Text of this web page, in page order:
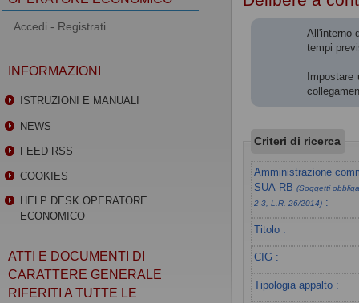
All'interno
tempi
Criteri di ricerca
Amministrazione
SUA-RB(Soggetti
2-3, L.R. 26/2014) :
Titolo :
CIG :
Tipologia appalto :
Accedi - Registrati
INFORMAZIONI
ISTRUZIONI E MANUALI
NEWS
FEED RSS
COOKIES
HELP DESK OPERATORE
ECONOMICO
ATTI E DOCUMENTI DI
CARATTERE GENERALE
RIFERITI A TUTTE LE